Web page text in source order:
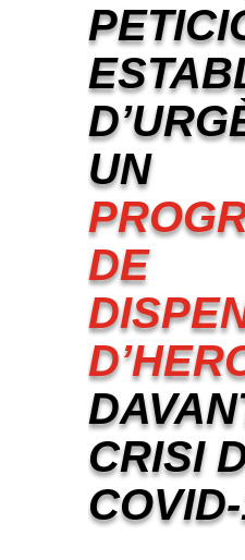
UN
DE
CRISI